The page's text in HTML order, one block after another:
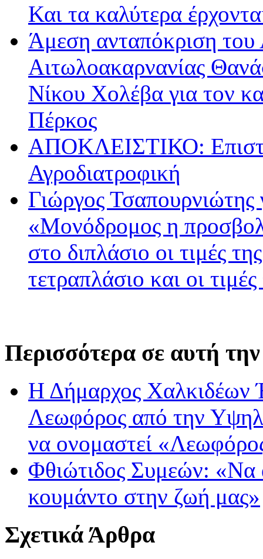
Και τα καλύτερα
Άμεση ανταπόκριση του
Αιτωλοακαρνανίας
Νίκου Χολέβα για τον
Πέρκος
ΑΠΟΚΛΕΙΣΤΙΚΟ:
Αγροδιατροφική
Γιώργος
«Μονόδρομος η
στο διπλάσιο οι τιμές
τετραπλάσιο και οι
Περισσότερα σε αυτή
Η Δήμαρχος Χαλκιδέων
Λεωφόρος από την
να ονομαστεί
Φθιώτιδος Συμεών: «Να
κουμάντο στην ζωή μας»
Σχετικά Άρθρα